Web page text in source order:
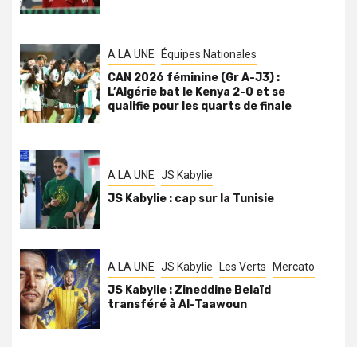
A LA UNE Équipes Nationales
CAN 2026 féminine (Gr A-J3) :
L’Algérie bat le Kenya 2-0 et se
qualifie pour les quarts de finale
A LA UNE JS Kabylie
JS Kabylie : cap sur la Tunisie
A LA UNE JS Kabylie Les Verts Mercato
JS Kabylie : Zineddine Belaïd
transféré à Al-Taawoun